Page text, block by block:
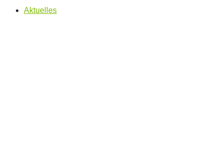
Aktuelles